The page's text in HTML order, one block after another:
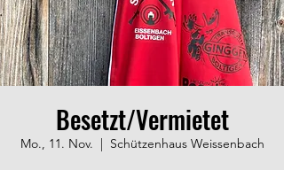
Besetzt/Vermietet
Mo., 11. Nov.
  |
Schützenhaus Weissenbach